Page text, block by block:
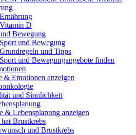
Ernährung
Vitamin D
Bewegung
Sport und Bewegung
Grundregeln und Tipps
Sport und Bewegungangebote finden
& Emotionen anzeigen
und Sinnlichkeit
& Lebensplanung anzeigen
Brustkrebs
und Brustkrebs